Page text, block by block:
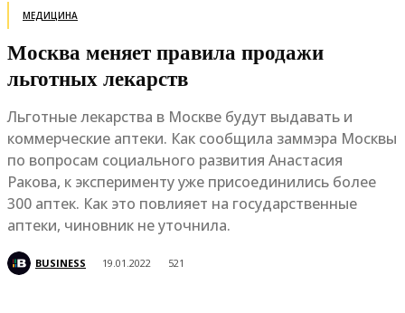
МЕДИЦИНА
Москва меняет правила продажи
льготных лекарств
Льготные лекарства в Москве будут выдавать и
коммерческие аптеки. Как сообщила заммэра Москвы
по вопросам социального развития Анастасия
Ракова, к эксперименту уже присоединились более
300 аптек. Как это повлияет на государственные
аптеки, чиновник не уточнила.
BUSINESS 19.01.2022 521